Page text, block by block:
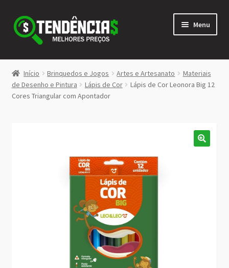
Pular
para
navegação
Pular
para
conteúdo
Menu
LOJA
<>
Início Brinquedos e Jogos Artes e Artesanato
Materiais
de Desenho e Pintura
Lápis de Cor
Lápis de Cor Leonora Big 12
Cores Triangular com Apontador